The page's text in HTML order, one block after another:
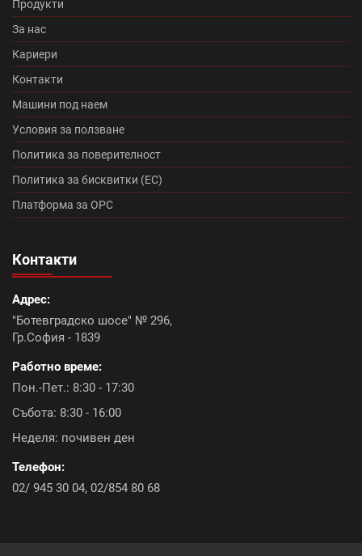
Микроцименти Isomat (14) Промоция Леко (0)
Протектор плюс (14)
Румба (0) Танго плюс (0)
Промоция Брамак (13)
Топлоизолационна система Икономична (0)
Континентал плюс (9)
Керемиди Тондах промоция (10)
Топлоизолационна система Baumit Open (6)
Констант плюс (6)
Топлоизолационна система Rofix (0)
Продукти
За нас
Кариери
Контакти
Машини под наем
Условия за ползване
Политика за поверителност
Политика за бисквитки (ЕС)
Платформа за ОРС
Контакти
Адрес:
"Ботевградско шосе" № 296,
Гр.София - 1839
Работно време:
Пон.-Пет.: 8:30 - 17:30
Събота: 8:30 - 16:00
Неделя: почивен ден
Телефон:
02/ 945 30 04, 02/854 80 68